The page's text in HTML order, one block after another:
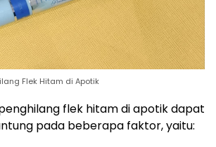
Flek Hitam di Apotik
flek hitam di apotik dapat
pada beberapa faktor, yaitu: